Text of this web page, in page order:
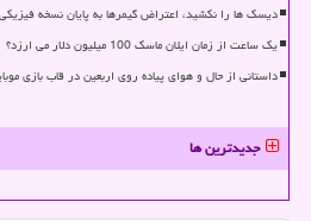
دیسک ها را نکشید، اعتراض گیمرها به پایان نسخه فیزیکی
یک ساعت از زمان ایلان ماسک 100 میلیون دلار می ارزد؟
داستانی از حال و هوای پیاده روی اربعین در قاب بازی
جدیدترین ها